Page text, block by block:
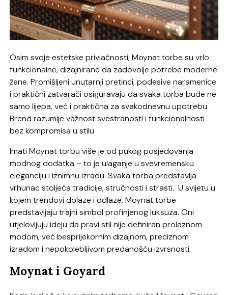
Osim svoje estetske privlačnosti, Moynat torbe su vrlo
funkcionalne, dizajnirane da zadovolje potrebe moderne
žene. Promišljeni unutarnji pretinci, podesive naramenice
i praktični zatvarači osiguravaju da svaka torba bude ne
samo lijepa, već i praktična za svakodnevnu upotrebu.
Brend razumije važnost svestranosti i funkcionalnosti
bez kompromisa u stilu.
Imati Moynat torbu više je od pukog posjedovanja
modnog dodatka – to je ulaganje u svevremensku
eleganciju i iznimnu izradu. Svaka torba predstavlja
vrhunac stoljeća tradicije, stručnosti i strasti. U svijetu u
kojem trendovi dolaze i odlaze, Moynat torbe
predstavljaju trajni simbol profinjenog luksuza. Oni
utjelovljuju ideju da pravi stil nije definiran prolaznom
modom, već besprijekornim dizajnom, preciznom
izradom i nepokolebljivom predanošću izvrsnosti.
Moynat i Goyard